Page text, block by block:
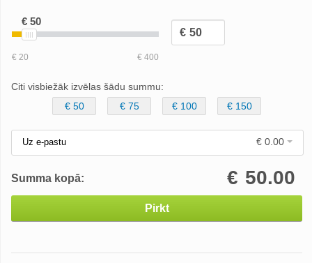
Citi visbiežāk izvēlas šādu summu:
€ 50
€ 75 € 100 € 150
Uz e-pastu € 0.00
Summa kopā: 50.00
€
Pirkt